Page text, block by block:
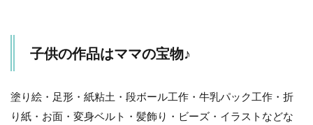
お
め
の
保
子供の作品はママの宝物♪
塗り絵・足形・紙粘土・段ボール工作・牛乳パック工作・折
り紙・お面・変身ベルト・髪飾り・ビーズ・イラストなどな